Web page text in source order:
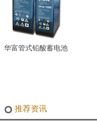
华富管式铅酸蓄电池
推荐资讯